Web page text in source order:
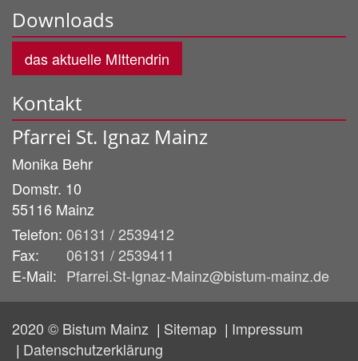
Downloads
das aktuelle MIttendrin
Kontakt
Pfarrei St. Ignaz Mainz
Monika Behr
Domstr. 10
55116 Mainz
Telefon: 06131 / 2539412
Fax:
06131 / 2539411
E-Mail: Pfarrei.St-Ignaz-Mainz@bistum-mainz.de
2020 © Bistum Mainz Sitemap
Impressum
Datenschutzerklärung